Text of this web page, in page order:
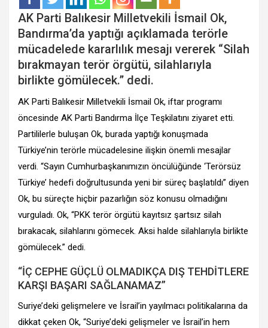
AK Parti Balıkesir Milletvekili İsmail Ok,
Bandırma’da yaptığı açıklamada terörle
mücadelede kararlılık mesajı vererek “Silah
bırakmayan terör örgütü, silahlarıyla
birlikte gömülecek.” dedi.
AK Parti Balıkesir Milletvekili İsmail Ok, iftar programı
öncesinde AK Parti Bandırma İlçe Teşkilatını ziyaret etti.
Partililerle buluşan Ok, burada yaptığı konuşmada
Türkiye’nin terörle mücadelesine ilişkin önemli mesajlar
verdi. “Sayın Cumhurbaşkanımızın öncülüğünde ‘Terörsüz
Türkiye’ hedefi doğrultusunda yeni bir süreç başlatıldı” diyen
Ok, bu süreçte hiçbir pazarlığın söz konusu olmadığını
vurguladı. Ok, “PKK terör örgütü kayıtsız şartsız silah
bırakacak, silahlarını gömecek. Aksi halde silahlarıyla birlikte
gömülecek.” dedi.
“İÇ CEPHE GÜÇLÜ OLMADIKÇA DIŞ TEHDİTLERE
KARŞI BAŞARI SAĞLANAMAZ”
Suriye’deki gelişmelere ve İsrail’in yayılmacı politikalarına da
dikkat çeken Ok, “Suriye’deki gelişmeler ve İsrail’in hem